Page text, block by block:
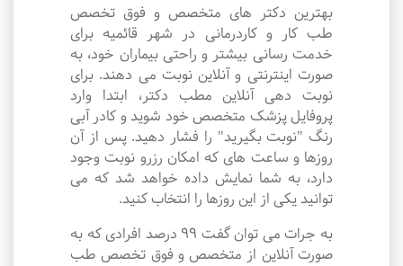
بهترین دکتر های متخصص و فوق تخصص
طب کار و کاردرمانی در شهر قائمیه برای
خدمت رسانی بیشتر و راحتی بیماران خود، به
صورت اینترنتی و آنلاین نوبت می دهند. برای
نوبت دهی آنلاین مطب دکتر، ابتدا وارد
پروفایل پزشک متخصص خود شوید و کادر آبی
رنگ "نوبت بگیرید" را فشار دهید. پس از آن
روزها و ساعت های که امکان رزرو نوبت وجود
دارد، به شما نمایش داده خواهد شد که می
توانید یکی از این روزها را انتخاب کنید.
به جرات می‌ توان گفت ۹۹ درصد افرادی که به
صورت آنلاین از متخصص و فوق تخصص طب